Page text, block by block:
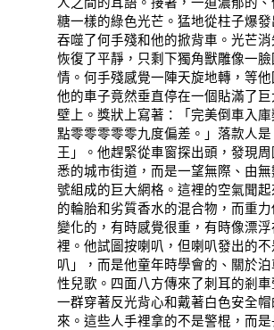
糖一樣的綠色光芒。猛地從柱子爆發
吞噬了何手殘和他的掀背車。光芒
恢復了平靜，只剩下獨角獸雕像一
情。何手殘感覺一陣天旋地轉，等他
他的車子竟然垂直停在一個貼滿了
壁上。獎狀上寫著：「完美倒車入
點零零零零零九度偏差。」落款人是
王」。他趕緊從車窗探出頭，發現
悉的城市街道，而是一望無際、由
號組成的巨大網格。這裡的空氣聞起
的輪胎和劣質香水的混合物，而重
變化的，有時感覺很重，有時像漂
裡。他試圖按喇叭，但喇叭發出的不
叭」，而是他童年時學會的、關於
性兒歌。四面八方傳來了刺耳的剎車
一群穿著反光背心和戴著白色安全
來。這些人手裡拿的不是警棍，而